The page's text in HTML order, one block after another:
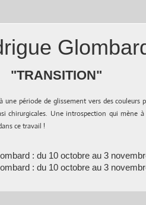
"TRANSITION"
période de glissement vers des couleurs
chirurgicales. Une introspection qui mène
ce travail !